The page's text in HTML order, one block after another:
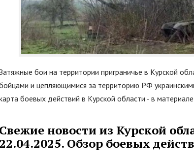
бои на территории приграничье в Курской
и цепляющимися за территорию РФ
боевых действий в Курской области - в
Свежие новости из Курской
22.04.2025. Обзор боевых